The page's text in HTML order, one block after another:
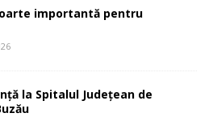
importantă pentru
la Spitalul Județean de